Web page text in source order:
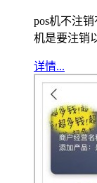
pos机不注
机是要注销
详情...